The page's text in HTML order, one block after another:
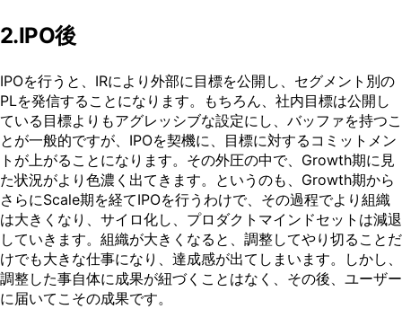
2.IPO後
IPOを行うと、IRにより外部に目標を公開し、セグメント別の
PLを発信することになります。もちろん、社内目標は公開し
ている目標よりもアグレッシブな設定にし、バッファを持つこ
とが一般的ですが、IPOを契機に、目標に対するコミットメン
トが上がることになります。その外圧の中で、Growth期に見
た状況がより色濃く出てきます。というのも、Growth期から
さらにScale期を経てIPOを行うわけで、その過程でより組織
は大きくなり、サイロ化し、プロダクトマインドセットは減退
していきます。組織が大きくなると、調整してやり切ることだ
けでも大きな仕事になり、達成感が出てしまいます。しかし、
調整した事自体に成果が紐づくことはなく、その後、ユーザー
に届いてこその成果です。